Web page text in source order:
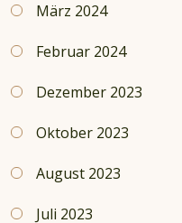
März 2024
Februar 2024
Dezember 2023
Oktober 2023
August 2023
Juli 2023